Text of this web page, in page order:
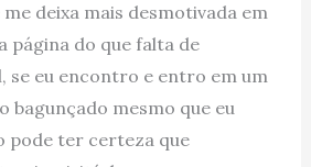
deixa mais desmotivada em
página do que falta de
se eu encontro e entro em um
bagunçado mesmo que eu
pode ter certeza que